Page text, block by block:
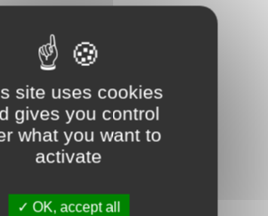
site uses cookies
gives you control
what you want to
activate
OK, accept all